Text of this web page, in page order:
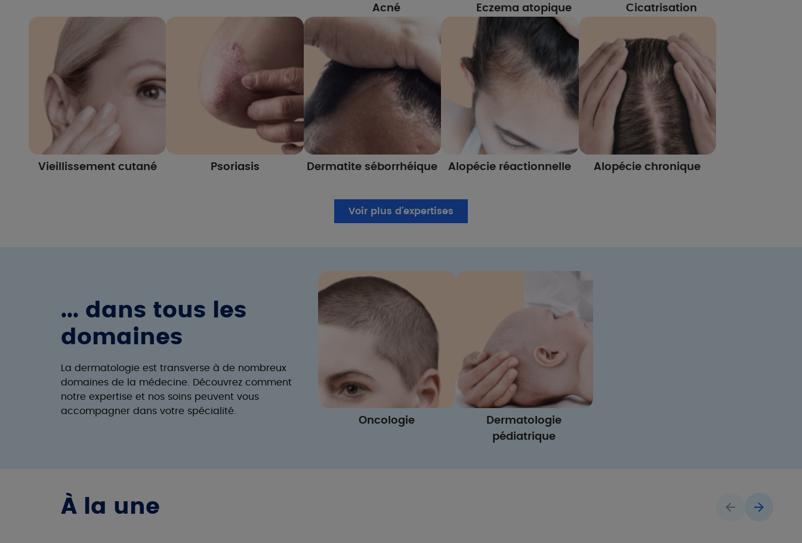
Acné Eczema atopique Cicatrisation
Vieillissement cutané Psoriasis Dermatite séborrhéique Alopécie réactionnelle Alopécie chronique
Voir plus d’expertises
... dans tous les
domaines
La dermatologie est transverse à de nombreux
domaines de la médecine. Découvrez comment
notre expertise et nos soins peuvent vous
accompagner dans votre spécialité.
Oncologie
Dermatologie
pédiatrique
À la une